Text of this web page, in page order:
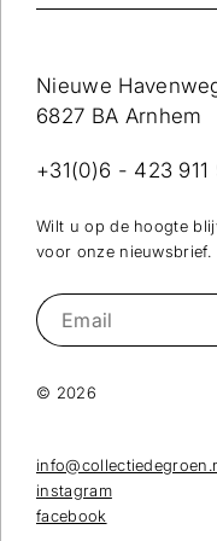
Nieuwe
6827 BA Arnhem
+31(0)6 - 423 911
Wilt u op de hoogte
voor onze nieuwsbrief.
© 2026
instagram
facebook